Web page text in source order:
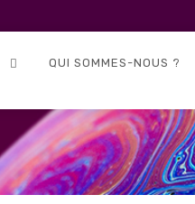
QUI SOMMES-NOUS ?